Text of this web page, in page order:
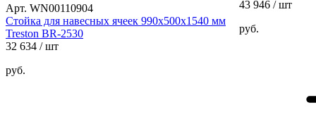
Арт. WN00110904
Стойка для навесных ячеек 990х500х1540 мм
Treston BR-2530
32 634 / шт
руб.
43 946 / шт
руб.